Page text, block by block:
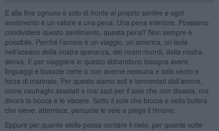
E alla fine ognuno è solo di fronte al proprio sentire e ogni
sentimento è un valore e una pena. Una pena interiore. Possiamo
condividere questo sentimento, questa pena? Non sempre è
possibile. Perché l’amore è un viaggio, un’america, un’isola
nell’oceano della nostra speranza, dei nostri ricordi, della nostra
deriva. E per viaggiare in questo abbandono bisogna avere
linguaggi e bussole certe o non averne nessuna e solo vento e
forza di marinaio. Per questo siamo soli e tormentati dall’amore,
come naufraghi assetati e mai sazi per il sale che non disseta, ma
divora la bocca e le viscere. Sotto il sole che brucia e nella bufera
che viene, atterrisce, percuote le vele e piega il timone.
Eppure per quante stelle possa contare il cielo, per quante volte